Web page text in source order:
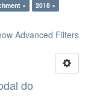
×
2018 ×
Advanced Filters
do